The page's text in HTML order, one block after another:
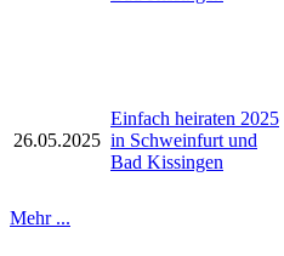
26.05.2025
Einfach heiraten 2025
in Schweinfurt und
Bad Kissingen
Mehr ...